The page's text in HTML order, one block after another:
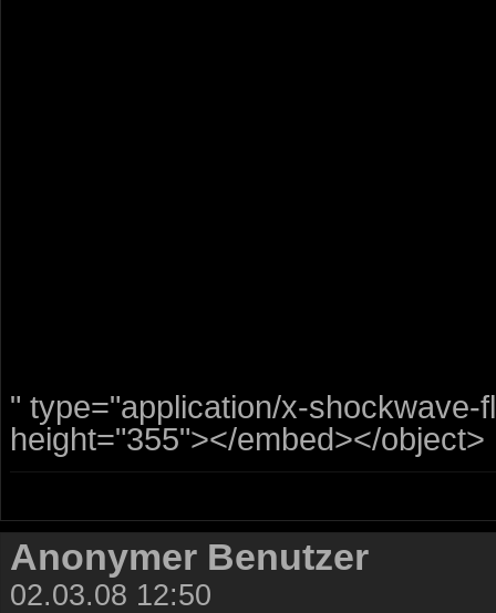
" type="application/x-
height="355"></embed></object>
Anonymer Benutzer
02.03.08 12:50